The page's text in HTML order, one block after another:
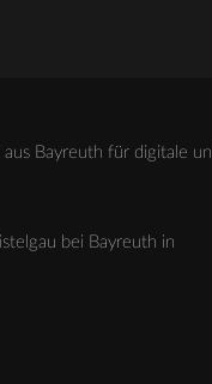
Bayreuth für digitale
bei Bayreuth in